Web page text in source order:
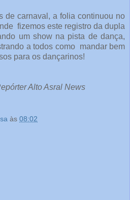
de carnaval, a folia continuou no
fizemos este registro da dupla
um show na pista de dança,
a todos como mandar bem
para os dançarinos!
Alto Asral News
às 08:02